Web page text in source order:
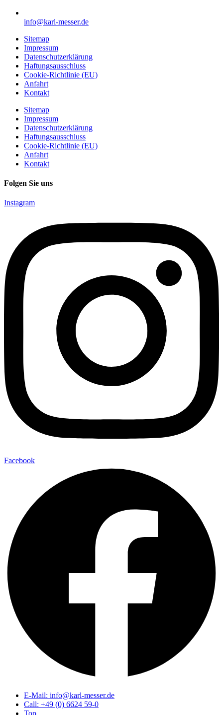
info@karl-messer.de
Sitemap
Impressum
Datenschutzerklärung
Haftungsausschluss
Cookie-Richtlinie (EU)
Anfahrt
Kontakt
Sitemap
Impressum
Datenschutzerklärung
Haftungsausschluss
Cookie-Richtlinie (EU)
Anfahrt
Kontakt
Folgen Sie uns
Instagram
Facebook
E-Mail: info@karl-messer.de
Call: +49 (0) 6624 59-0
Top